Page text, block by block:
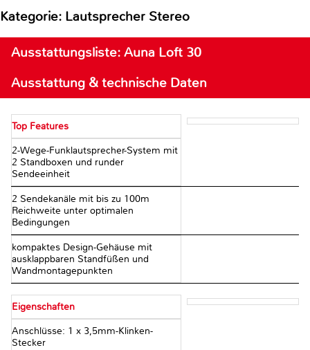
Kategorie: Lautsprecher Stereo
Ausstattungsliste: Auna Loft 30
Ausstattung & technische Daten
Top Features
2-Wege-Funklautsprecher-System mit
2 Standboxen und runder
Sendeeinheit
2 Sendekanäle mit bis zu 100m
Reichweite unter optimalen
Bedingungen
kompaktes Design-Gehäuse mit
ausklappbaren Standfüßen und
Wandmontagepunkten
Eigenschaften
Anschlüsse: 1 x 3,5mm-Klinken-
Stecker